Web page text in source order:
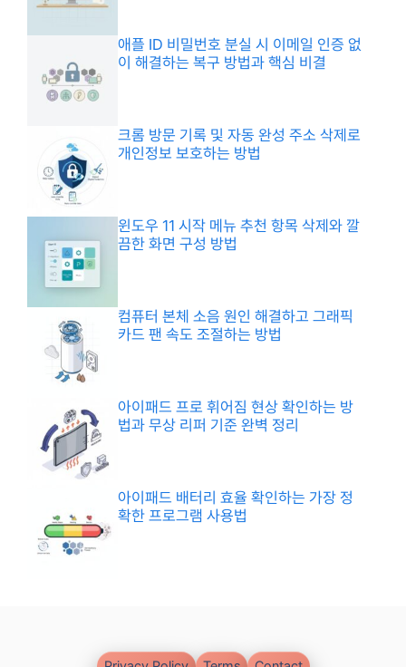
애플 ID 비밀번호 분실 시 이메일 인증 없
이 해결하는 복구 방법과 핵심 비결
크롬 방문 기록 및 자동 완성 주소 삭제로
개인정보 보호하는 방법
윈도우 11 시작 메뉴 추천 항목 삭제와 깔
끔한 화면 구성 방법
컴퓨터 본체 소음 원인 해결하고 그래픽
카드 팬 속도 조절하는 방법
아이패드 프로 휘어짐 현상 확인하는 방
법과 무상 리퍼 기준 완벽 정리
아이패드 배터리 효율 확인하는 가장 정
확한 프로그램 사용법